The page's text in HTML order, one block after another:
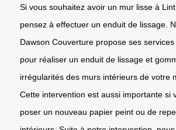
Si vous souhaitez avoir un mur lisse à
pensez à effectuer un enduit de lissage.
Dawson Couverture propose ses
pour réaliser un enduit de lissage et
irrégularités des murs intérieurs de votre
Cette intervention est aussi importante si
poser un nouveau papier peint ou de